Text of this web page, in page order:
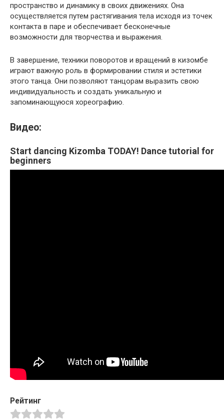
пространство и динамику в своих движениях. Она
осуществляется путем растягивания тела исходя из точек
контакта в паре и обеспечивает бесконечные
возможности для творчества и выражения.
В завершение, техники поворотов и вращений в кизомбе
играют важную роль в формировании стиля и эстетики
этого танца. Они позволяют танцорам выразить свою
индивидуальность и создать уникальную и
запоминающуюся хореографию.
Видео:
Start dancing Kizomba TODAY! Dance tutorial for
beginners
Рейтинг